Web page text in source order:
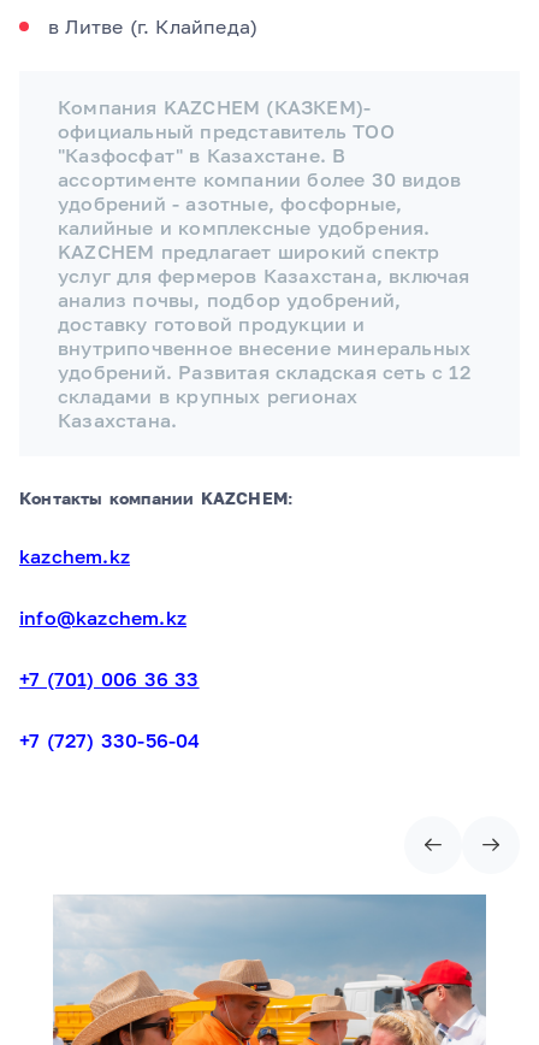
в Литве (г. Клайпеда)
Компания KAZCHEM (КАЗКЕМ)-
официальный представитель ТОО
"Казфосфат" в Казахстане. В
ассортименте компании более 30 видов
удобрений - азотные, фосфорные,
калийные и комплексные удобрения.
KAZCHEM предлагает широкий спектр
услуг для фермеров Казахстана, включая
анализ почвы, подбор удобрений,
доставку готовой продукции и
внутрипочвенное внесение минеральных
удобрений. Развитая складская сеть с 12
складами в крупных регионах
Казахстана.
Контакты компании KAZCHEM:
kazchem.kz
info@kazchem.kz
+7 (701) 006 36 33
+7 (727) 330-56-04